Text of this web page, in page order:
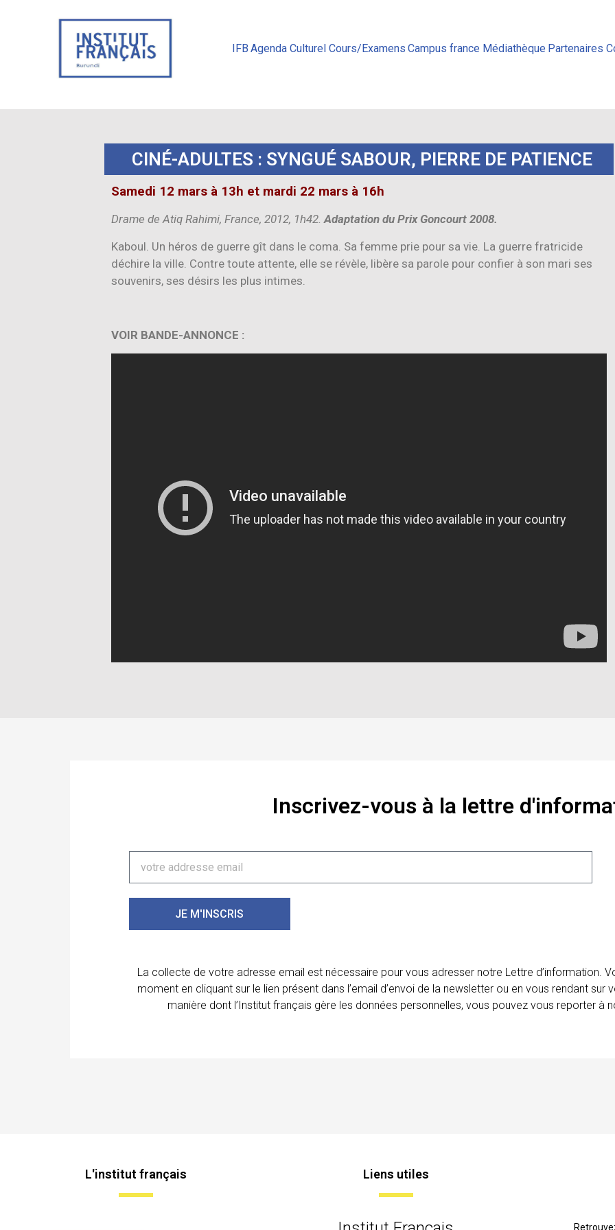
IFB Agenda Culturel Cours/Examens Campus france Médiathèque Partenaires
CINÉ-ADULTES : SYNGUÉ SABOUR, PIERRE DE PATIENCE
Samedi 12 mars à 13h et mardi 22 mars à 16h
Drame de Atiq Rahimi, France, 2012, 1h42.Adaptation du Prix Goncourt 2008.
Kaboul. Un héros de guerre gît dans le coma. Sa femme prie pour sa vie. La guerre fratricide
déchire la ville. Contre toute attente, elle se révèle, libère sa parole pour confier à son mari ses
souvenirs, ses désirs les plus intimes.
VOIR BANDE-ANNONCE :
Inscrivez-vous à la lettre
JE M'INSCRIS
La collecte de votre adresse email est nécessaire pour vous adresser notre Lettre d’information.
moment en cliquant sur le lien présent dans l’email d’envoi de la newsletter ou en vous rendant
manière dont l’Institut français gère les données personnelles, vous pouvez vous reporter à
L'institut français Liens utiles